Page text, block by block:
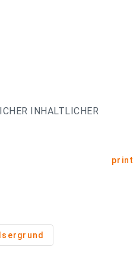
INHALTLICHER
print